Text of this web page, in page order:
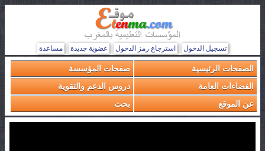
تسجيل الدخول استرجاع رمز الدخول عضوية جديدة مساعدة
الصفحات الرئيسية
صفحات المؤسسة
الفضاءات العامة
دروس الدعم والتقوية
عن الموقع
بحث